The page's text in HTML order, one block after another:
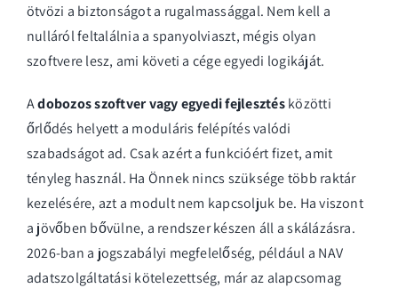
ötvözi a biztonságot a rugalmassággal. Nem kell a
nulláról feltalálnia a spanyolviaszt, mégis olyan
szoftvere lesz, ami követi a cége egyedi logikáját.
Adobozos szoftver vagy egyedi fejlesztésközötti
őrlődés helyett a moduláris felépítés valódi
szabadságot ad. Csak azért a funkcióért fizet, amit
tényleg használ. Ha Önnek nincs szüksége több raktár
kezelésére, azt a modult nem kapcsoljuk be. Ha viszont
a jövőben bővülne, a rendszer készen áll a skálázásra.
2026-ban a jogszabályi megfelelőség, például a NAV
adatszolgáltatási kötelezettség, már az alapcsomag